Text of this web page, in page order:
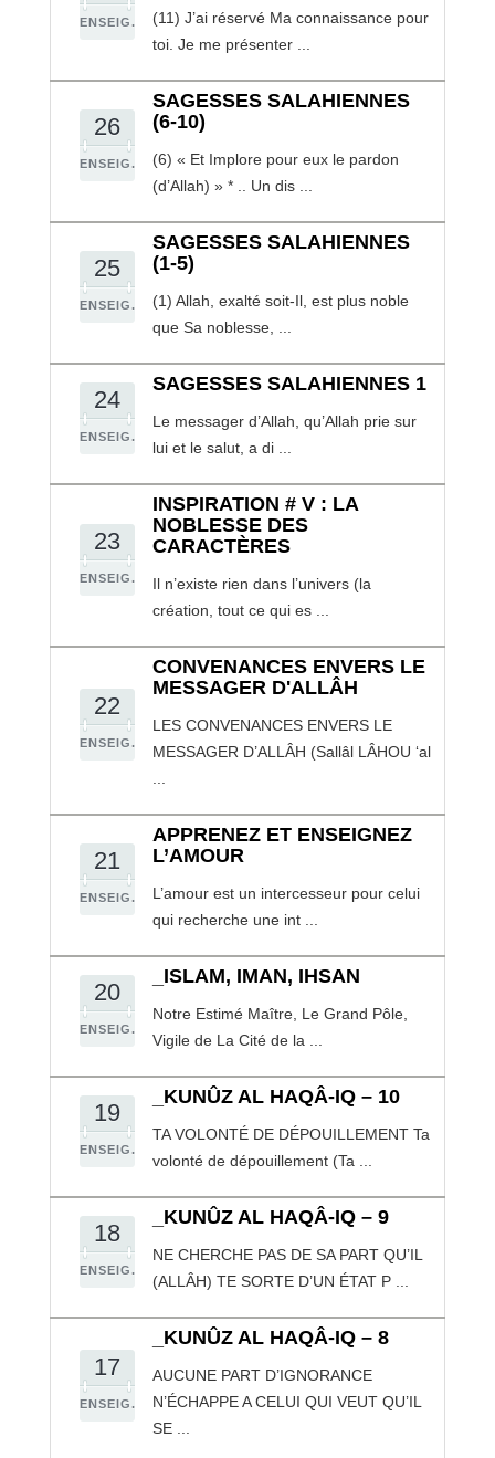
ENSEIG.
(11) J’ai réservé Ma connaissance pour
toi. Je me présenter ...
26
ENSEIG.
SAGESSES SALAHIENNES
(6-10)
(6) « Et Implore pour eux le pardon
(d’Allah) » * .. Un dis ...
25
ENSEIG.
SAGESSES SALAHIENNES
(1-5)
(1) Allah, exalté soit-Il, est plus noble
que Sa noblesse, ...
24
ENSEIG.
SAGESSES SALAHIENNES 1
Le messager d’Allah, qu’Allah prie sur
lui et le salut, a di ...
23
ENSEIG.
INSPIRATION # V : LA
NOBLESSE DES
CARACTÈRES
Il n’existe rien dans l’univers (la
création, tout ce qui es ...
22
ENSEIG.
CONVENANCES ENVERS LE
MESSAGER D'ALLÂH
LES CONVENANCES ENVERS LE
MESSAGER D’ALLÂH (Sallâl LÂHOU ‘al
21
ENSEIG.
APPRENEZ ET ENSEIGNEZ
L’AMOUR
L’amour est un intercesseur pour celui
qui recherche une int ...
20
ENSEIG.
_ISLAM, IMAN, IHSAN
Notre Estimé Maître, Le Grand Pôle,
Vigile de La Cité de la ...
19
ENSEIG.
_KUNÛZ AL HAQÂ-IQ – 10
TA VOLONTÉ DE DÉPOUILLEMENT Ta
volonté de dépouillement (Ta ...
18
ENSEIG.
_KUNÛZ AL HAQÂ-IQ – 9
NE CHERCHE PAS DE SA PART QU’IL
(ALLÂH) TE SORTE D’UN ÉTAT P ...
17
ENSEIG.
_KUNÛZ AL HAQÂ-IQ – 8
AUCUNE PART D’IGNORANCE
N’ÉCHAPPE A CELUI QUI VEUT QU’IL
SE ...